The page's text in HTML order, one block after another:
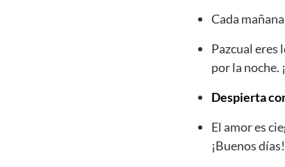
Cada
Pazcual eres
por la noche.
Despierta
El amor es
¡Buenos días!